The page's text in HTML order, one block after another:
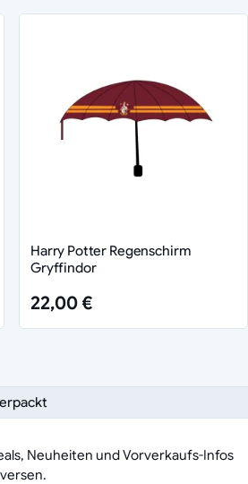
Harry Potter Regenschirm
Gryffindor
22,00 €
Neuheiten und Vorverkaufs-Infos